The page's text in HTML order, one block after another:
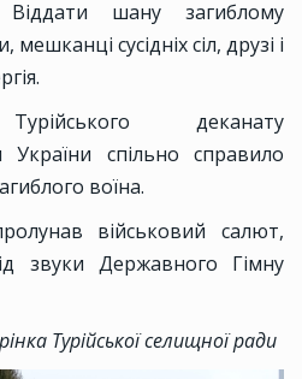
Віддати шану загиблому
сусідніх сіл, друзі і
деканату
спільно справило
воїна.
військовий салют,
звуки Державного Гімну
Турійської селищної ради